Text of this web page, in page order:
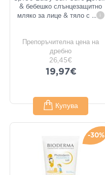
& бебешко слънцезащитно
мляко за лице & тяло с ... i
Препоръчителна цена на
дребно
26,45€
19,97€
Купува
-30%